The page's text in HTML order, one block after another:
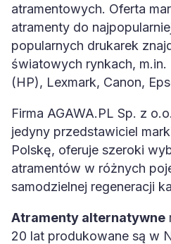
atramentowych. Oferta
atramenty do
popularnych drukarek
światowych rynkach,
(HP), Lexmark, Canon,
Firma AGAWA.PL Sp. z
jedyny przedstawiciel
Polskę, oferuje szeroki
atramentów w różnych
samodzielnej regeneracji
Atramenty alternatywne
20 lat produkowane są w